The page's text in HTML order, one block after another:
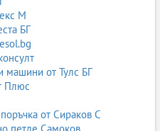
Международните
почистване и грапавост.
на метални
след
за подготовка на
М
БГ
машини от Тулс БГ
Плюс
от Сираков С